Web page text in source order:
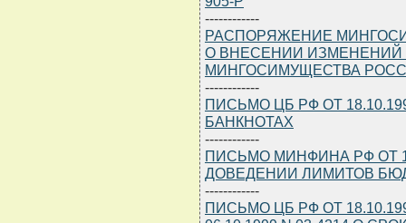
------------
РАСПОРЯЖЕНИЕ
О ВНЕСЕНИИ
МИНГОСИМУЩЕСТВА
------------
ПИСЬМО ЦБ РФ ОТ
БАНКНОТАХ
------------
ПИСЬМО МИНФИНА РФ ОТ
ДОВЕДЕНИИ ЛИМИТОВ
------------
ПИСЬМО ЦБ РФ ОТ